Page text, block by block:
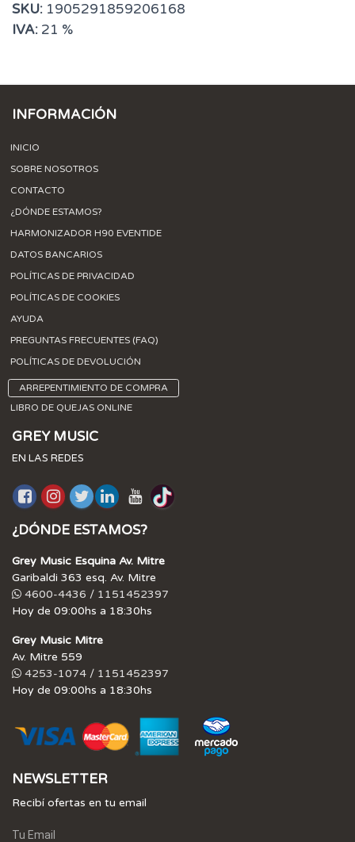
SKU: 1905291859206168
IVA: 21 %
INFORMACIÓN
INICIO
SOBRE NOSOTROS
CONTACTO
¿DÓNDE ESTAMOS?
HARMONIZADOR H90 EVENTIDE
DATOS BANCARIOS
POLÍTICAS DE PRIVACIDAD
POLÍTICAS DE COOKIES
AYUDA
PREGUNTAS FRECUENTES (FAQ)
POLÍTICAS DE DEVOLUCIÓN
ARREPENTIMIENTO DE COMPRA
LIBRO DE QUEJAS ONLINE
GREY MUSIC
EN LAS REDES
¿DÓNDE ESTAMOS?
Grey Music Esquina Av. Mitre
Garibaldi 363 esq. Av. Mitre
4600-4436 / 1151452397
Hoy de 09:00hs a 18:30hs
Grey Music Mitre
Av. Mitre 559
4253-1074 / 1151452397
Hoy de 09:00hs a 18:30hs
NEWSLETTER
Recibí ofertas en tu email